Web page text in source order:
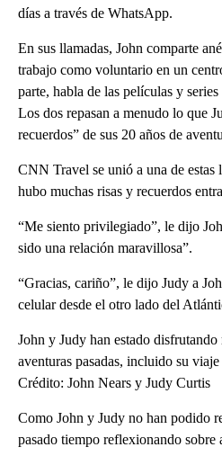
días a través de WhatsApp.
En sus llamadas, John comparte
trabajo como voluntario en un
parte, habla de las películas y
Los dos repasan a menudo lo que
recuerdos” de sus 20 años de
CNN Travel se unió a una de estas
hubo muchas risas y recuerdos
“Me siento privilegiado”, le dijo
sido una relación maravillosa”.
“Gracias, cariño”, le dijo Judy a
celular desde el otro lado del
John y Judy han estado
aventuras pasadas, incluido su
Crédito: John Nears y Judy Curtis
Como John y Judy no han podido
pasado tiempo reflexionando sobre